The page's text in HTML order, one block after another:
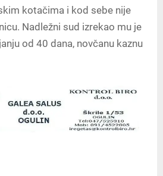
kotačima i kod sebe nije
Nadležni sud izrekao mu je
od 40 dana, novčanu kaznu